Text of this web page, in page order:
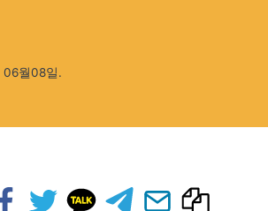
06월08일.